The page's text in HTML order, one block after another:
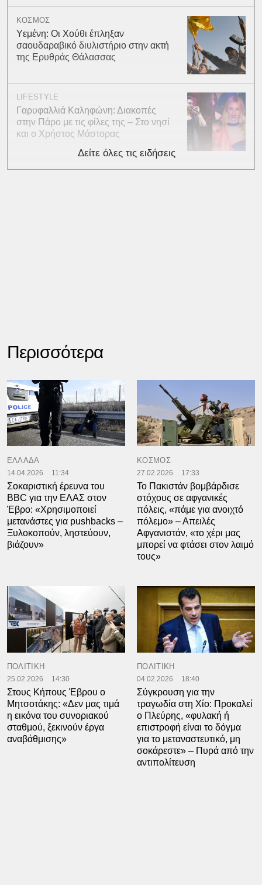
ΚΟΣΜΟΣ
Υεμένη: Οι Χούθι έπληξαν
σαουδαραβικό διυλιστήριο στην ακτή
της Ερυθράς Θάλασσας
LIFESTYLE
Γαρυφαλλιά Καληφώνη: Διακοπές
στην Πάρο με τις φίλες της – Στο νησί
και ο Χρήστος Μάστορας
Δείτε όλες τις ειδήσεις
Περισσότερα
ΕΛΛΑΔΑ
14.04.2026 11:34
Σοκαριστική έρευνα του
BBC για την ΕΛΑΣ στον
Έβρο: «Χρησιμοποιεί
μετανάστες για pushbacks –
Ξυλοκοπούν, ληστεύουν,
βιάζουν»
ΚΟΣΜΟΣ
27.02.2026 17:33
Το Πακιστάν βομβάρδισε
στόχους σε αφγανικές
πόλεις, «πάμε για ανοιχτό
πόλεμο» – Απειλές
Αφγανιστάν, «το χέρι μας
μπορεί να φτάσει στον λαιμό
τους»
ΠΟΛΙΤΙΚΗ
25.02.2026 14:30
Στους Κήπους Έβρου ο
Μητσοτάκης: «Δεν μας τιμά
η εικόνα του συνοριακού
σταθμού, ξεκινούν έργα
αναβάθμισης»
ΠΟΛΙΤΙΚΗ
04.02.2026 18:40
Σύγκρουση για την
τραγωδία στη Χίο: Προκαλεί
ο Πλεύρης, «φυλακή ή
επιστροφή είναι το δόγμα
για το μεταναστευτικό, μη
σοκάρεστε» – Πυρά από την
αντιπολίτευση